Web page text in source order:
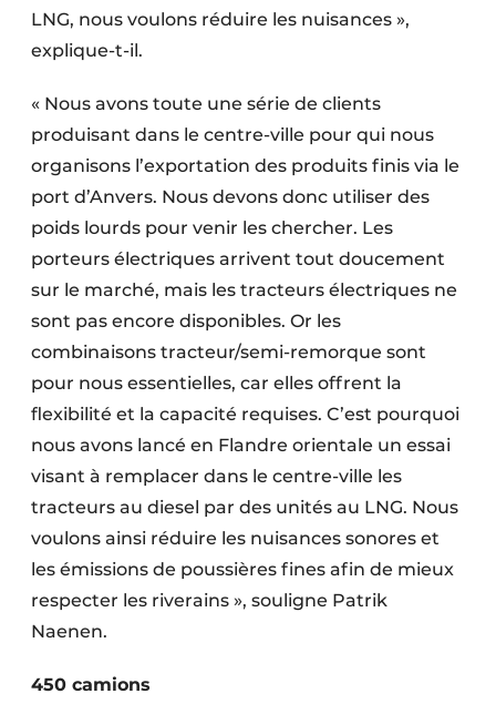
LNG, nous voulons réduire les nuisances »,
explique-t-il.
« Nous avons toute une série de clients
produisant dans le centre-ville pour qui nous
organisons l’exportation des produits finis via le
port d’Anvers. Nous devons donc utiliser des
poids lourds pour venir les chercher. Les
porteurs électriques arrivent tout doucement
sur le marché, mais les tracteurs électriques ne
sont pas encore disponibles. Or les
combinaisons tracteur/semi-remorque sont
pour nous essentielles, car elles offrent la
flexibilité et la capacité requises. C’est pourquoi
nous avons lancé en Flandre orientale un essai
visant à remplacer dans le centre-ville les
tracteurs au diesel par des unités au LNG. Nous
voulons ainsi réduire les nuisances sonores et
les émissions de poussières fines afin de mieux
respecter les riverains », souligne Patrik
Naenen.
450 camions